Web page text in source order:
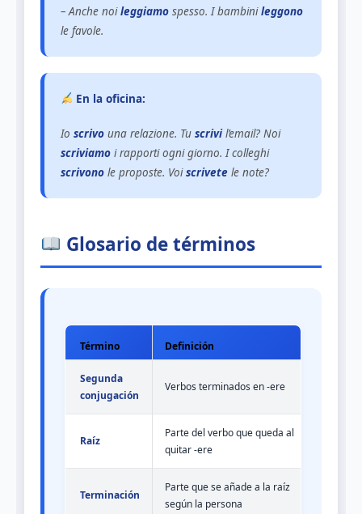
– Anche noileggiamo spesso. I bambinileggono
le favole.
En la oficina:
Io scrivo una relazione. Tu scrivil’email? Noi
scriviamo i rapporti ogni giorno. I colleghi
scrivono le proposte. Voiscrivete le note?
Glosario de términos
Término Definición
Segunda
conjugación
Verbos terminados en -ere
Raíz
Parte del verbo que queda al
quitar -ere
Terminación
Parte que se añade a la raíz
según la persona